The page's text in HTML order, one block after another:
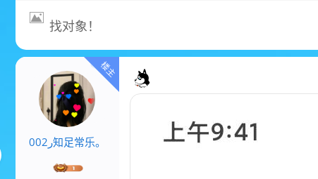
找对象！
⁣ﺭ002知足常乐。